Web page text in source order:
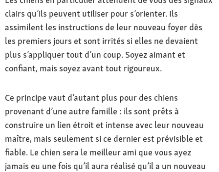
clairs qu’ils peuvent utiliser pour s’orienter. Ils
assimilent les instructions de leur nouveau foyer dès
les premiers jours et sont irrités si elles ne devaient
plus s’appliquer tout d’un coup. Soyez aimant et
confiant, mais soyez avant tout rigoureux.
Ce principe vaut d’autant plus pour des chiens
provenant d’une autre famille : ils sont prêts à
construire un lien étroit et intense avec leur nouveau
maître, mais seulement si ce dernier est prévisible et
fiable. Le chien sera le meilleur ami que vous ayez
jamais eu une fois qu’il aura réalisé qu’il a un nouveau